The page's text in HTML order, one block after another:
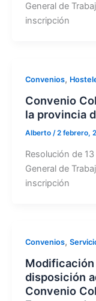
General de
inscripción
Convenios,
Convenio
la provincia
Alberto /2 febrero,
Resolución de
General de
inscripción
Convenios,
disposición
Convenio